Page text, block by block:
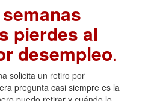
pierdes al
desempleo.
solicita un retiro por
pregunta casi siempre es la